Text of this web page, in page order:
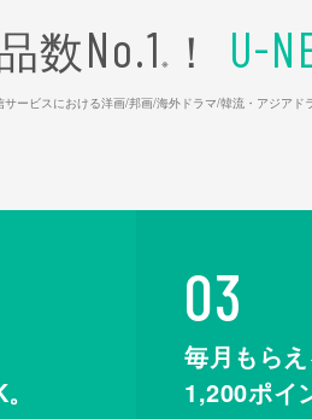
数No.1 ※ ！ U-
ビスにおける洋画/邦画/海外ドラマ/韓流・アジアド
03
毎月もら
1,200ポイ